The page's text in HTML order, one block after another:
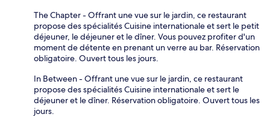
The Chapter - Offrant une vue sur le jardin, ce restaurant
propose des spécialités Cuisine internationale et sert le petit
déjeuner, le déjeuner et le dîner. Vous pouvez profiter d'un
moment de détente en prenant un verre au bar. Réservation
obligatoire. Ouvert tous les jours.
In Between - Offrant une vue sur le jardin, ce restaurant
propose des spécialités Cuisine internationale et sert le
déjeuner et le dîner. Réservation obligatoire. Ouvert tous les
jours.